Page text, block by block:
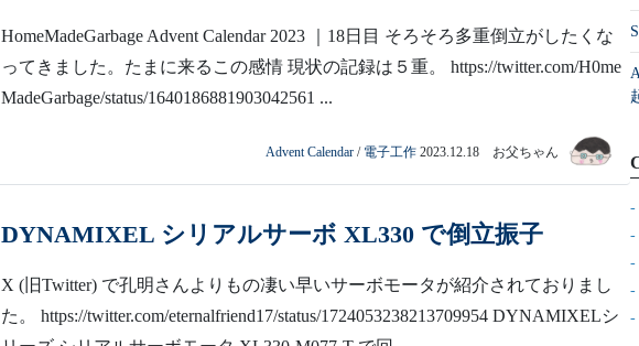
HomeMadeGarbage Advent Calendar 2023 ｜18日目 そろそろ多重倒立がしたくな
ってきました。たまに来るこの感情 現状の記録は５重。 https://twitter.com/H0me
MadeGarbage/status/1640186881903042561 ...
Advent Calendar / 電子工作 2023.12.18 お父ちゃん
DYNAMIXEL シリアルサーボ XL330 で倒立振子
X (旧Twitter) で孔明さんよりもの凄い早いサーボモータが紹介されておりまし
た。 https://twitter.com/eternalfriend17/status/1724053238213709954 DYNAMIXELシ